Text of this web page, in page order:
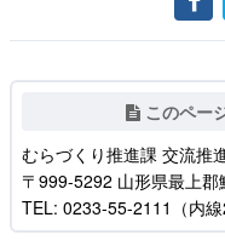
このペー
むらづくり推進課 交流推
〒999-5292 山形県最上
TEL: 0233-55-2111（内線